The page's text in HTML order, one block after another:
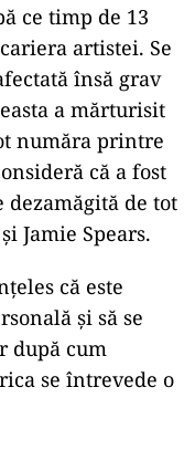
ce timp de 13
artistei. Se
însă grav
a mărturisit
număra printre
că a fost
dezamăgită de tot
Jamie Spears.
că este
și să se
după cum
se întrevede o